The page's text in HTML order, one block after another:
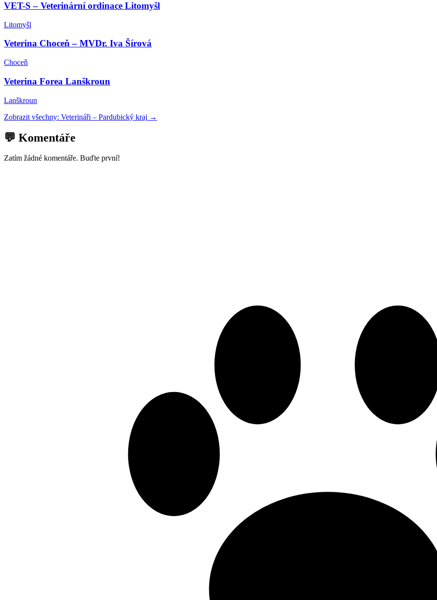
VET-S – Veterinární ordinace Litomyšl
Litomyšl
Veterina Choceň – MVDr. Iva Šírová
Choceň
Veterina Forea Lanškroun
Lanškroun
Zobrazit všechny: Veterináři – Pardubický kraj →
💬 Komentáře
Zatím žádné komentáře. Buďte první!